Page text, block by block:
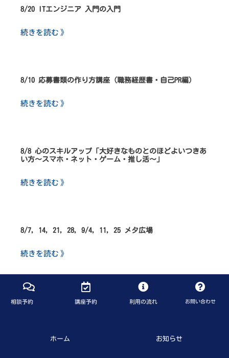
8/20 ITエンジニア 入門の入門
続きを読む 》
8/10 応募書類の作り方講座（職務経歴書・自己PR編）
続きを読む 》
8/8 心のスキルアップ「大好きなものとのほどよいつきあ
い方～スマホ・ネット・ゲーム・推し活～」
続きを読む 》
8/7, 14, 21, 28, 9/4, 11, 25 メタ広場
続きを読む 》
相談予約 講座予約 利用の流れ お問い合わせ
ホーム お知らせ